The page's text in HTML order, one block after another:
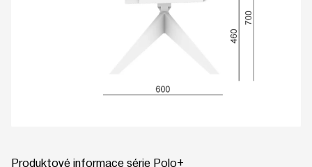
Produktové informace série Polo+